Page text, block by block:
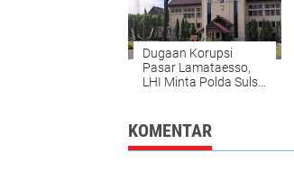
Dugaan Korupsi
Pasar Lamataesso,
LHI Minta Polda Sulsel
KOMENTAR